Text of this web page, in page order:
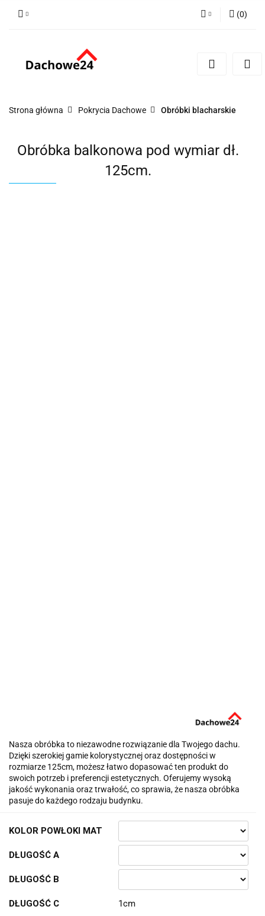
Zarejestruj się
(0)
Strona główna Pokrycia Dachowe Obróbki blacharskie
Obróbka balkonowa pod wymiar dł.
125cm.
Nasza obróbka to niezawodne rozwiązanie dla Twojego dachu.
Dzięki szerokiej gamie kolorystycznej oraz dostępności w
rozmiarze 125cm, możesz łatwo dopasować ten produkt do
swoich potrzeb i preferencji estetycznych. Oferujemy wysoką
jakość wykonania oraz trwałość, co sprawia, że nasza obróbka
pasuje do każdego rodzaju budynku.
KOLOR POWŁOKI MAT
DŁUGOŚĆ A
DŁUGOŚĆ B
DŁUGOŚĆ C 1cm